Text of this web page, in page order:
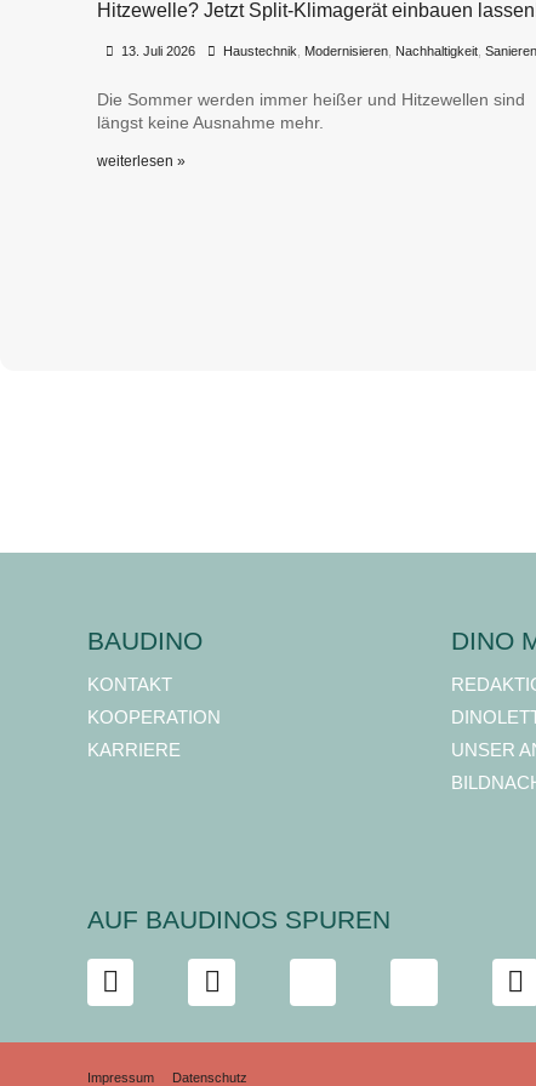
Hitzewelle? Jetzt Split-Klimagerät einbauen
13. Juli 2026 Haustechnik Modernisieren Nachhaltigkeit Sanieren
Die Sommer werden immer heißer und Hitzewellen sind
längst keine Ausnahme mehr.
weiterlesen »
BAUDINO
KONTAKT
KOOPERATION
KARRIERE
DINO
UNSER
AUF BAUDINOS SPUREN
Impressum Datenschutz